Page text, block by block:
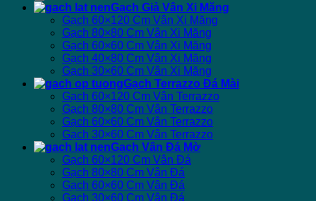
Gạch Giả Vân Xi Măng
Gạch 60×120 Cm Vân Xi Măng
Gạch 80×80 Cm Vân Xi Măng
Gạch 60×60 Cm Vân Xi Măng
Gạch 40×80 Cm Vân Xi Măng
Gạch 30×60 Cm Vân Xi Măng
Gạch Terrazzo Đá Mài
Gạch 60×120 Cm Vân Terrazzo
Gạch 80×80 Cm Vân Terrazzo
Gạch 60×60 Cm Vân Terrazzo
Gạch 30×60 Cm Vân Terrazzo
Gạch Vân Đá Mờ
Gạch 60×120 Cm Vân Đá
Gạch 80×80 Cm Vân Đá
Gạch 60×60 Cm Vân Đá
Gạch 30×60 Cm Vân Đá